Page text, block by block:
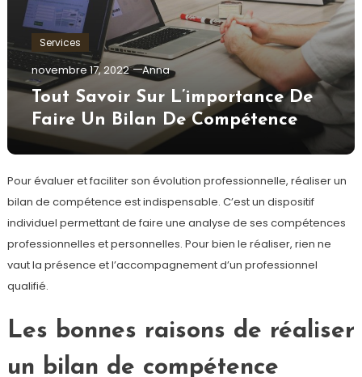
Services
novembre 17, 2022 Anna
Tout Savoir Sur L’importance De
Faire Un Bilan De Compétence
Pour évaluer et faciliter son évolution professionnelle, réaliser un
bilan de compétence est indispensable. C’est un dispositif
individuel permettant de faire une analyse de ses compétences
professionnelles et personnelles. Pour bien le réaliser, rien ne
vaut la présence et l’accompagnement d’un professionnel
qualifié.
Les bonnes raisons de réaliser
un bilan de compétence